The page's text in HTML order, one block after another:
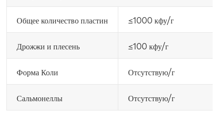
Общее количество пластин ≤1000 кфу/г
Дрожжи и плесень ≤100 кфу/г
Форма Коли Отсутствую/г
Сальмонеллы Отсутствую/г